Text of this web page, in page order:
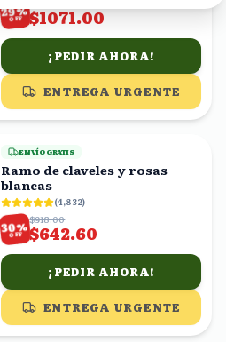
29%
OFF $1071.00
¡PEDIR AHORA!
ENTREGA URGENTE
ENVÍO GRATIS
Ramo de claveles y rosas
blancas
(4,832)
30%
OFF
$918.00
$642.60
¡PEDIR AHORA!
ENTREGA URGENTE